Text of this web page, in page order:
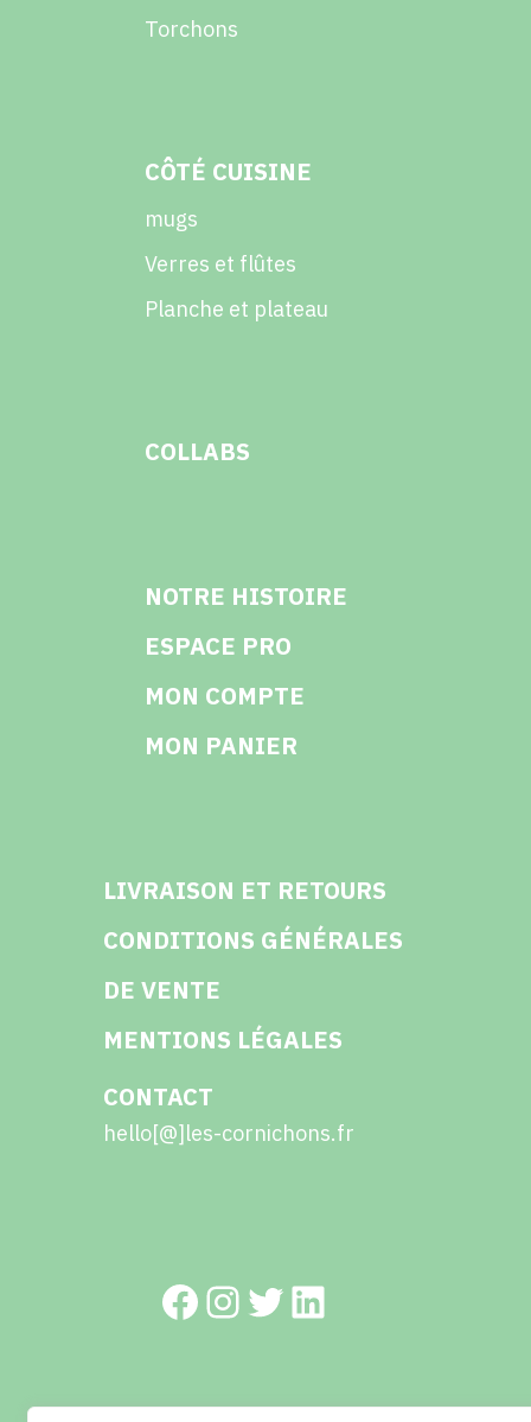
Torchons
CÔTÉ CUISINE
mugs
Verres et flûtes
Planche et plateau
COLLABS
NOTRE HISTOIRE
ESPACE PRO
MON COMPTE
MON PANIER
LIVRAISON ET RETOURS
CONDITIONS GÉNÉRALES
DE VENTE
MENTIONS LÉGALES
CONTACT
hello[@]les-cornichons.fr
Facebook
Instagram
TwitterLinkedIn